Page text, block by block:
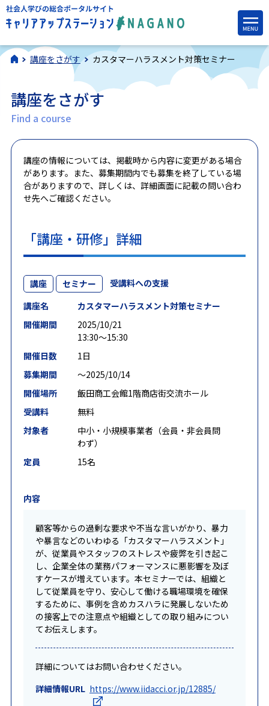
講座をさがす カスタマーハラスメント対策セミナー
講座をさがす
Find a course
講座の情報については、掲載時から内容に変更がある場合
があります。また、募集期間内でも募集を終了している場
合がありますので、詳しくは、詳細画面に記載の問い合わ
せ先へご確認ください。
「講座・研修」詳細
講座 セミナー
受講料への支援
講座名
カスタマーハラスメント対策セミナー
開催期間
2025/10/21
13:30～15:30
開催日数
1日
募集期間
〜2025/10/14
開催場所
飯田商工会館1階商店街交流ホール
受講料
無料
対象者
中小・小規模事業者（会員・非会員問
わず）
定員
15名
内容
顧客等からの過剰な要求や不当な言いがかり、暴力
や暴言などのいわゆる「カスタマーハラスメント」
が、従業員やスタッフのストレスや疲弊を引き起こ
し、企業全体の業務パフォーマンスに悪影響を及ぼ
すケースが増えています。本セミナーでは、組織と
して従業員を守り、安心して働ける職場環境を確保
するために、事例を含めカスハラに発展しないため
の接客上での注意点や組織としての取り組みについ
てお伝えします。
詳細についてはお問い合わせください。
詳細情報URL https://www.iidacci.or.jp/12885/